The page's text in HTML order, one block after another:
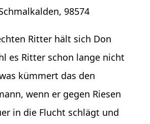
98574
Ritter hält sich Don
es Ritter schon lange nicht
kümmert das den
wenn er gegen Riesen
in die Flucht schlägt und